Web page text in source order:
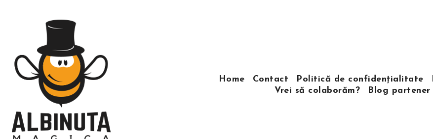
Home Contact Politică de confidențialitate
Vrei să colaborăm?
Blog partener